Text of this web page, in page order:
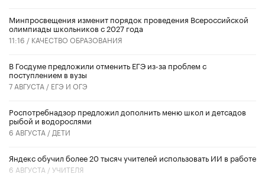
Минпросвещения изменит порядок проведения Всероссийской
олимпиады школьников с 2027 года
11:16 / КАЧЕСТВО ОБРАЗОВАНИЯ
В Госдуме предложили отменить ЕГЭ из-за проблем с
поступлением в вузы
7 АВГУСТА / ЕГЭ И ОГЭ
Роспотребнадзор предложил дополнить меню школ и детсадов
рыбой и водорослями
6 АВГУСТА / ДЕТИ
​Яндекс обучил более 20 тысяч учителей использовать ИИ в работе
6 АВГУСТА /УЧИТЕЛЯ